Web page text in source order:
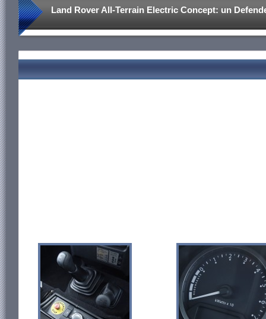
Land Rover All-Terrain Electric Concept: un